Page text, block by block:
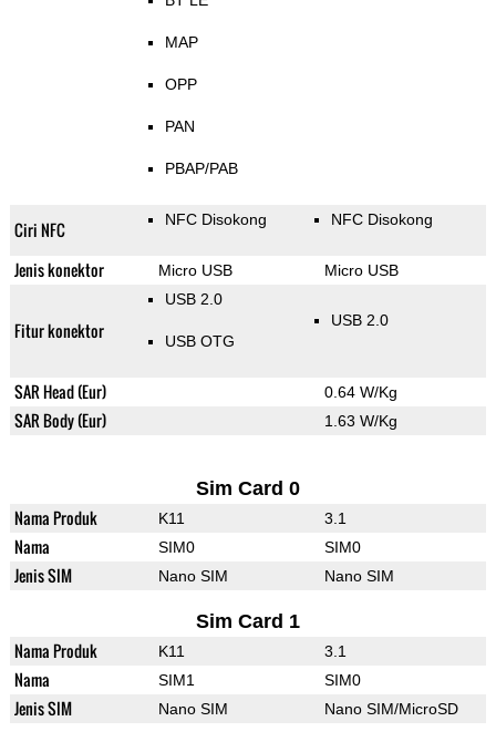
MAP
OPP
PAN
PBAP/PAB
Ciri NFC NFC Disokong NFC Disokong
Jenis konektor Micro USB Micro USB
Fitur konektor
USB 2.0
USB OTG
USB 2.0
SAR Head (Eur) 0.64 W/Kg
SAR Body (Eur) 1.63 W/Kg
Sim Card 0
Nama Produk K11 3.1
Nama SIM0 SIM0
Jenis SIM Nano SIM Nano SIM
Sim Card 1
Nama Produk K11 3.1
Nama SIM1 SIM0
Jenis SIM Nano SIM Nano SIM/MicroSD